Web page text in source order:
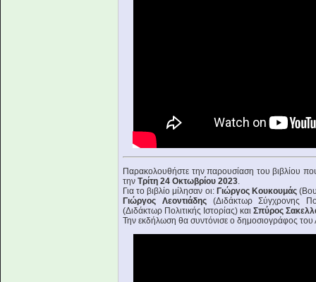
Παρακολουθήστε την παρουσίαση του βιβλίου
την Τρίτη 24 Οκτωβρίου 2023.
Για το βιβλίο μίλησαν οι: Γιώργος Κουκουμάς
Γιώργος Λεοντιάδης (Διδάκτωρ Σύγχρονης
(Διδάκτωρ Πολιτικής Ιστορίας) και Σπύρος
Την εκδήλωση θα συντόνισε ο δημοσιογράφος